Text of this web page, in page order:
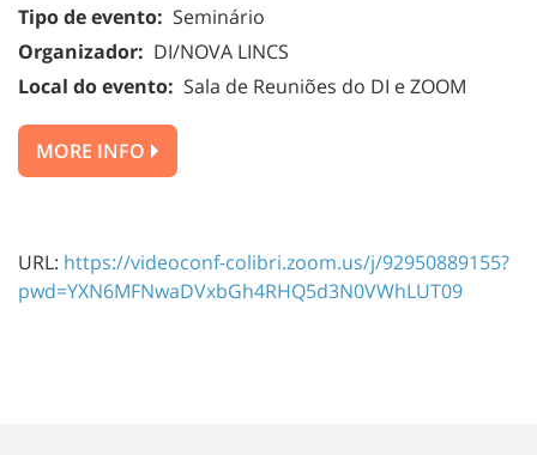
Tipo de evento: Seminário
Organizador: DI/NOVA LINCS
Local do evento: Sala de Reuniões do DI e ZOOM
MORE INFO
URL: https://videoconf-colibri.zoom.us/j/92950889155?
pwd=YXN6MFNwaDVxbGh4RHQ5d3N0VWhLUT09